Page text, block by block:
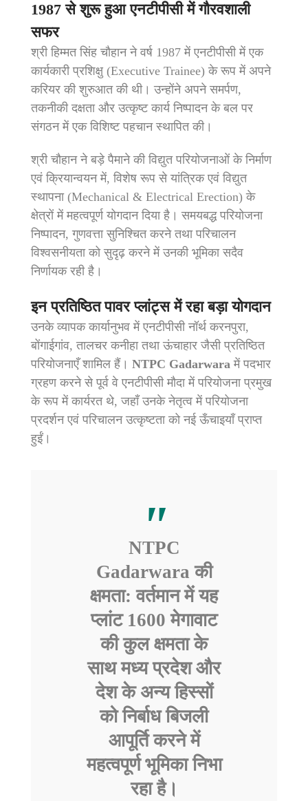
1987 से शुरू हुआ एनटीपीसी में गौरवशाली
सफर
श्री हिम्मत सिंह चौहान ने वर्ष 1987 में एनटीपीसी में एक
कार्यकारी प्रशिक्षु (Executive Trainee) के रूप में अपने
करियर की शुरुआत की थी। उन्होंने अपने समर्पण,
तकनीकी दक्षता और उत्कृष्ट कार्य निष्पादन के बल पर
संगठन में एक विशिष्ट पहचान स्थापित की।
श्री चौहान ने बड़े पैमाने की विद्युत परियोजनाओं के निर्माण
एवं क्रियान्वयन में, विशेष रूप से यांत्रिक एवं विद्युत
स्थापना (Mechanical & Electrical Erection) के
क्षेत्रों में महत्वपूर्ण योगदान दिया है। समयबद्ध परियोजना
निष्पादन, गुणवत्ता सुनिश्चित करने तथा परिचालन
विश्वसनीयता को सुदृढ़ करने में उनकी भूमिका सदैव
निर्णायक रही है।
इन प्रतिष्ठित पावर प्लांट्स में रहा बड़ा योगदान
उनके व्यापक कार्यानुभव में एनटीपीसी नॉर्थ करनपुरा,
बोंगाईगांव, तालचर कनीहा तथा ऊंचाहार जैसी प्रतिष्ठित
परियोजनाएँ शामिल हैं। NTPC Gadarwara में पदभार
ग्रहण करने से पूर्व वे एनटीपीसी मौदा में परियोजना प्रमुख
के रूप में कार्यरत थे, जहाँ उनके नेतृत्व में परियोजना
प्रदर्शन एवं परिचालन उत्कृष्टता को नई ऊँचाइयाँ प्राप्त
हुईं।
NTPC
Gadarwara की
क्षमता: वर्तमान में यह
प्लांट 1600 मेगावाट
की कुल क्षमता के
साथ मध्य प्रदेश और
देश के अन्य हिस्सों
को निर्बाध बिजली
आपूर्ति करने में
महत्वपूर्ण भूमिका निभा
रहा है।